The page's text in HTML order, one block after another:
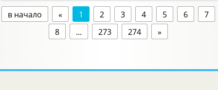
в начало « 1 2 3 4 5 6
7
8
... 273 274 »